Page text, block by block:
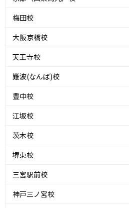
梅田校
大阪京橋校
天王寺校
難波(なんば)校
豊中校
江坂校
茨木校
堺東校
三宮駅前校
神戸三ノ宮校